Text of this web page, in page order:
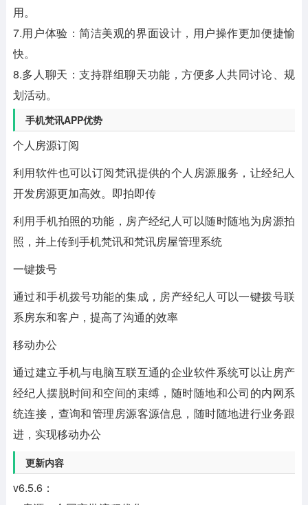
用。
7.用户体验：简洁美观的界面设计，用户操作更加便捷愉
快。
8.多人聊天：支持群组聊天功能，方便多人共同讨论、规
划活动。
手机梵讯APP优势
个人房源订阅
利用软件也可以订阅梵讯提供的个人房源服务，让经纪人
开发房源更加高效。即拍即传
利用手机拍照的功能，房产经纪人可以随时随地为房源拍
照，并上传到手机梵讯和梵讯房屋管理系统
一键拨号
通过和手机拨号功能的集成，房产经纪人可以一键拨号联
系房东和客户，提高了沟通的效率
移动办公
通过建立手机与电脑互联互通的企业软件系统可以让房产
经纪人摆脱时间和空间的束缚，随时随地和公司的内网系
统连接，查询和管理房源客源信息，随时随地进行业务跟
进，实现移动办公
更新内容
v6.5.6：